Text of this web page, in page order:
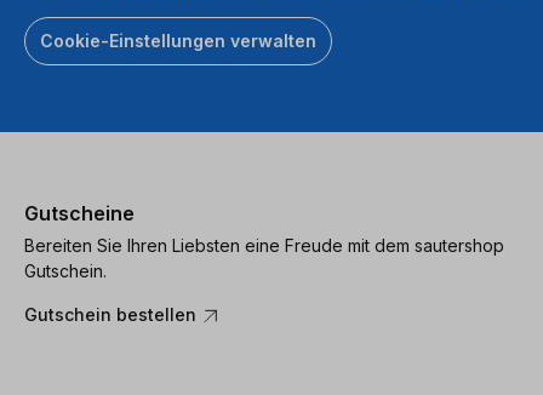
Cookie-Einstellungen verwalten
Gutscheine
Bereiten Sie Ihren Liebsten eine Freude mit dem sautershop
Gutschein.
Gutschein bestellen